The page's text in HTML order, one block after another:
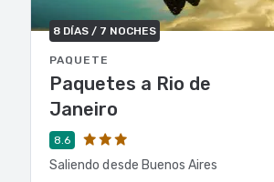
8 DÍAS / 7 NOCHES
PAQUETE
Paquetes a Rio de
Janeiro
8.6
Saliendo desde Buenos Aires